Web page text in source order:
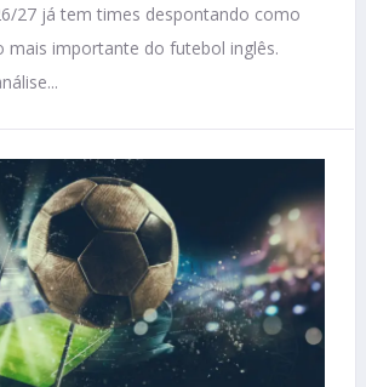
27 já tem times despontando como
importante do futebol inglês.